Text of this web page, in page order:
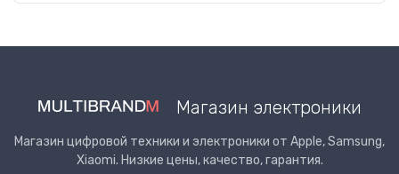
Магазин электроники
Магазин цифровой техники и электроники от Apple, Samsung,
Xiaomi. Низкие цены, качество, гарантия.